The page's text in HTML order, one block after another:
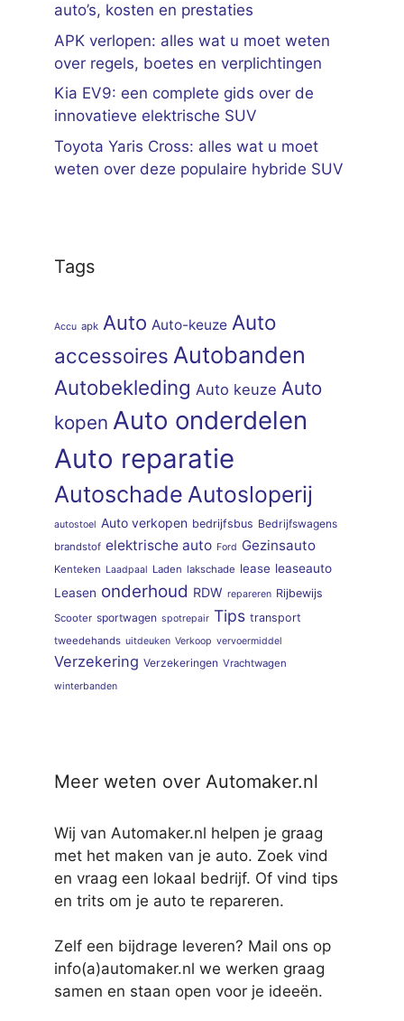
auto’s, kosten en prestaties
APK verlopen: alles wat u moet weten
over regels, boetes en verplichtingen
Kia EV9: een complete gids over de
innovatieve elektrische SUV
Toyota Yaris Cross: alles wat u moet
weten over deze populaire hybride SUV
Tags
Accu apk Auto Auto-keuze Auto
accessoires Autobanden
Autobekleding Auto keuze Auto
kopen Auto onderdelen
Auto reparatie
Autoschade Autosloperij
autostoel Auto verkopen bedrijfsbus Bedrijfswagens
brandstof elektrische auto Ford Gezinsauto
Kenteken Laadpaal Laden lakschade lease leaseauto
Leasen onderhoud RDW repareren Rijbewijs
Scooter sportwagen spotrepair Tips transport
tweedehands uitdeuken Verkoop vervoermiddel
Verzekering Verzekeringen Vrachtwagen
winterbanden
Meer weten over Automaker.nl
Wij van Automaker.nl helpen je graag
met het maken van je auto. Zoek vind
en vraag een lokaal bedrijf. Of vind tips
en trits om je auto te repareren.
Zelf een bijdrage leveren? Mail ons op
info(a)automaker.nl we werken graag
samen en staan open voor je ideeën.